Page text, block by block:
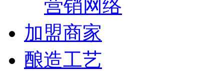
营销网络
加盟商家
酿造工艺